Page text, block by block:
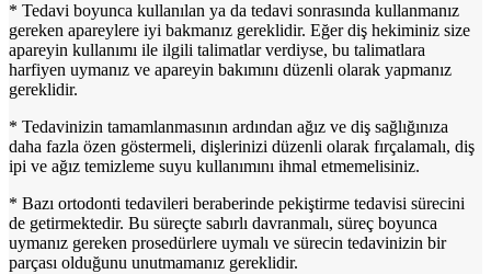
* Tedavi boyunca kullanılan ya da tedavi sonrasında kullanmanız
gereken apareylere iyi bakmanız gereklidir. Eğer diş hekiminiz size
apareyin kullanımı ile ilgili talimatlar verdiyse, bu talimatlara
harfiyen uymanız ve apareyin bakımını düzenli olarak yapmanız
gereklidir.
* Tedavinizin tamamlanmasının ardından ağız ve diş sağlığınıza
daha fazla özen göstermeli, dişlerinizi düzenli olarak fırçalamalı, diş
ipi ve ağız temizleme suyu kullanımını ihmal etmemelisiniz.
* Bazı ortodonti tedavileri beraberinde pekiştirme tedavisi sürecini
de getirmektedir. Bu süreçte sabırlı davranmalı, süreç boyunca
uymanız gereken prosedürlere uymalı ve sürecin tedavinizin bir
parçası olduğunu unutmamanız gereklidir.